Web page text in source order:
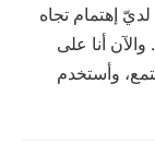
إهتمام تجاه
أنا على
وأستخدم